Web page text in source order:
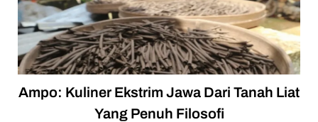
Ampo: Kuliner Ekstrim Jawa Dari Tanah Liat
Yang Penuh Filosofi